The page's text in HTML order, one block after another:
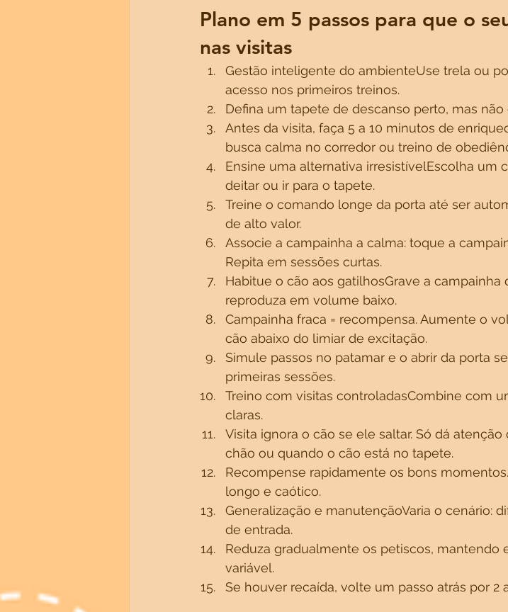
Plano em 5 passos para que o
nas visitas
Gestão inteligente do ambienteUse trela ou
acesso nos primeiros treinos.
Defina um tapete de descanso perto, mas
Antes da visita, faça 5 a 10 minutos de
busca calma no corredor ou treino de
Ensine uma alternativa irresistívelEscolha um
deitar ou ir para o tapete.
Treine o comando longe da porta até ser
de alto valor.
Associe a campainha a calma: toque a
Repita em sessões curtas.
Habitue o cão aos gatilhosGrave a
reproduza em volume baixo.
Campainha fraca = recompensa. Aumente o
cão abaixo do limiar de excitação.
Simule passos no patamar e o abrir da porta
primeiras sessões.
Treino com visitas controladasCombine com
claras.
Visita ignora o cão se ele saltar. Só dá
chão ou quando o cão está no tapete.
Recompense rapidamente os bons
longo e caótico.
Generalização e manutençãoVaria o cenário:
de entrada.
Reduza gradualmente os petiscos, mantendo
variável.
Se houver recaída, volte um passo atrás por 2